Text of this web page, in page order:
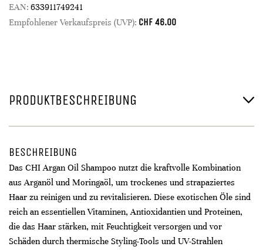
EAN: 633911749241
Empfohlener Verkaufspreis (UVP): CHF 46.00
PRODUKTBESCHREIBUNG
BESCHREIBUNG
Das CHI Argan Oil Shampoo nutzt die kraftvolle Kombination
aus Arganöl und Moringaöl, um trockenes und strapaziertes
Haar zu reinigen und zu revitalisieren. Diese exotischen Öle sind
reich an essentiellen Vitaminen, Antioxidantien und Proteinen,
die das Haar stärken, mit Feuchtigkeit versorgen und vor
Schäden durch thermische Styling-Tools und UV-Strahlen